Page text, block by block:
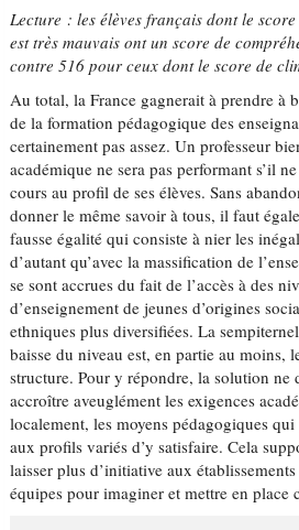
Lecture : les élèves français dont le
est très mauvais ont un score de
contre 516 pour ceux dont le score de
Au total, la France gagnerait à prendre à
de la formation pédagogique des
certainement pas assez. Un professeur
académique ne sera pas performant s’il
cours au profil de ses élèves. Sans
donner le même savoir à tous, il faut
fausse égalité qui consiste à nier les
d’autant qu’avec la massification de
se sont accrues du fait de l’accès à des
d’enseignement de jeunes d’origines
ethniques plus diversifiées. La
baisse du niveau est, en partie au moins,
structure. Pour y répondre, la solution ne
accroître aveuglément les exigences
localement, les moyens pédagogiques
aux profils variés d’y satisfaire. Cela
laisser plus d’initiative aux
équipes pour imaginer et mettre en place